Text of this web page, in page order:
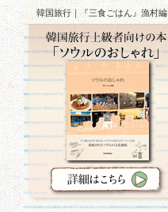
韓国旅行｜『三食ごはん』漁村